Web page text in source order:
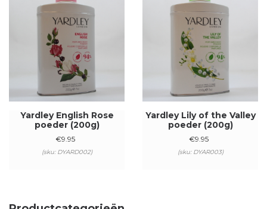
Yardley English Rose
poeder (200g)
€9.95
(sku: DYARD002)
Yardley Lily of the Valley
poeder (200g)
€9.95
(sku: DYAR003)